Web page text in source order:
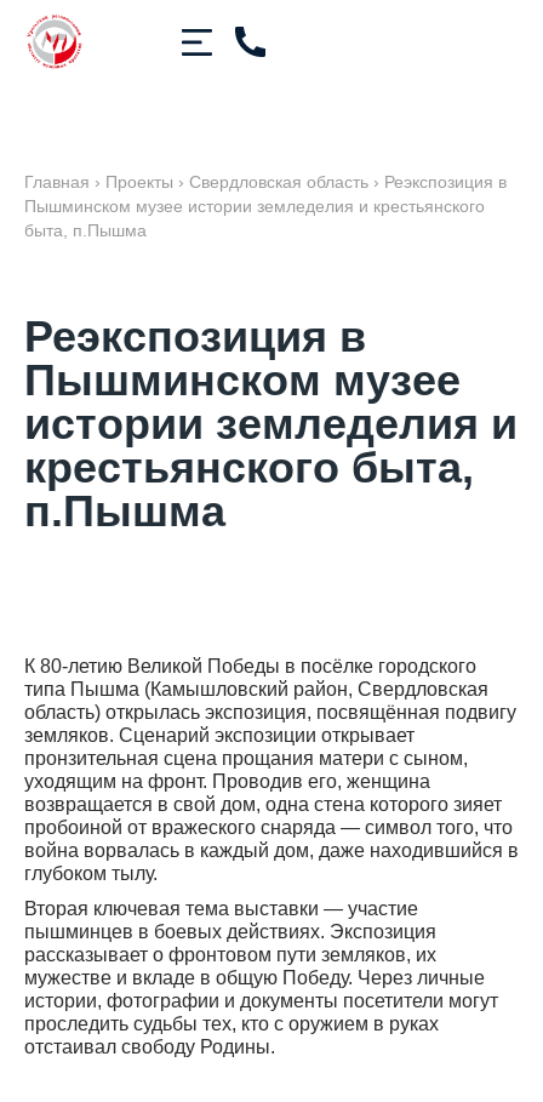
Главная › Проекты › Свердловская область › Реэкспозиция в
Пышминском музее истории земледелия и крестьянского
быта, п.Пышма
Реэкспозиция в
Пышминском музее
истории земледелия и
крестьянского быта,
п.Пышма
К 80-летию Великой Победы в посёлке городского
типа Пышма (Камышловский район, Свердловская
область) открылась экспозиция, посвящённая подвигу
земляков. Сценарий экспозиции открывает
пронзительная сцена прощания матери с сыном,
уходящим на фронт. Проводив его, женщина
возвращается в свой дом, одна стена которого зияет
пробоиной от вражеского снаряда — символ того, что
война ворвалась в каждый дом, даже находившийся в
глубоком тылу.
Вторая ключевая тема выставки — участие
пышминцев в боевых действиях. Экспозиция
рассказывает о фронтовом пути земляков, их
мужестве и вкладе в общую Победу. Через личные
истории, фотографии и документы посетители могут
проследить судьбы тех, кто с оружием в руках
отстаивал свободу Родины.